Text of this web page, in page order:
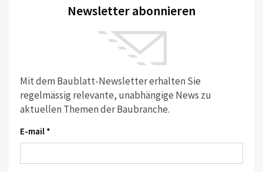
Newsletter abonnieren
Mit dem Baublatt-Newsletter erhalten Sie
regelmässig relevante, unabhängige News zu
aktuellen Themen der Baubranche.
E-mail *